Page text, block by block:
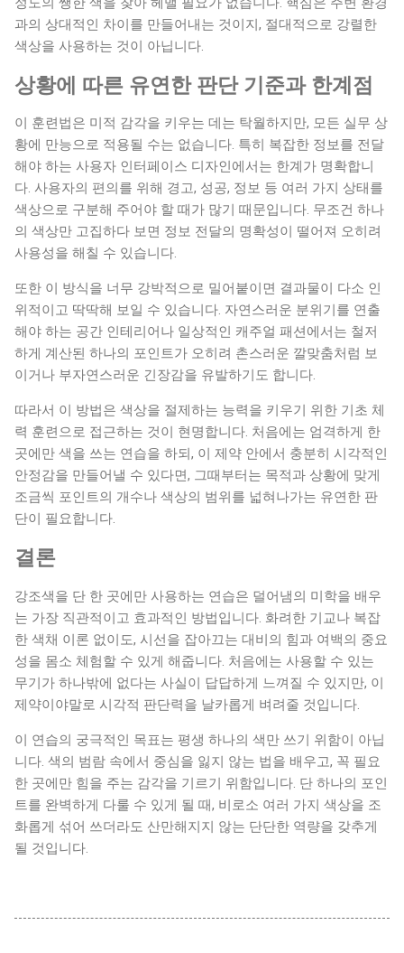
과의 상대적인 차이를 만들어내는 것이지, 절대적으로 강렬한
색상을 사용하는 것이 아닙니다.
상황에 따른 유연한 판단 기준과 한계점
이 훈련법은 미적 감각을 키우는 데는 탁월하지만, 모든 실무 상
황에 만능으로 적용될 수는 없습니다. 특히 복잡한 정보를 전달
해야 하는 사용자 인터페이스 디자인에서는 한계가 명확합니
다. 사용자의 편의를 위해 경고, 성공, 정보 등 여러 가지 상태를
색상으로 구분해 주어야 할 때가 많기 때문입니다. 무조건 하나
의 색상만 고집하다 보면 정보 전달의 명확성이 떨어져 오히려
사용성을 해칠 수 있습니다.
또한 이 방식을 너무 강박적으로 밀어붙이면 결과물이 다소 인
위적이고 딱딱해 보일 수 있습니다. 자연스러운 분위기를 연출
해야 하는 공간 인테리어나 일상적인 캐주얼 패션에서는 철저
하게 계산된 하나의 포인트가 오히려 촌스러운 깔맞춤처럼 보
이거나 부자연스러운 긴장감을 유발하기도 합니다.
따라서 이 방법은 색상을 절제하는 능력을 키우기 위한 기초 체
력 훈련으로 접근하는 것이 현명합니다. 처음에는 엄격하게 한
곳에만 색을 쓰는 연습을 하되, 이 제약 안에서 충분히 시각적인
안정감을 만들어낼 수 있다면, 그때부터는 목적과 상황에 맞게
조금씩 포인트의 개수나 색상의 범위를 넓혀나가는 유연한 판
단이 필요합니다.
결론
강조색을 단 한 곳에만 사용하는 연습은 덜어냄의 미학을 배우
는 가장 직관적이고 효과적인 방법입니다. 화려한 기교나 복잡
한 색채 이론 없이도, 시선을 잡아끄는 대비의 힘과 여백의 중요
성을 몸소 체험할 수 있게 해줍니다. 처음에는 사용할 수 있는
무기가 하나밖에 없다는 사실이 답답하게 느껴질 수 있지만, 이
제약이야말로 시각적 판단력을 날카롭게 벼려줄 것입니다.
이 연습의 궁극적인 목표는 평생 하나의 색만 쓰기 위함이 아닙
니다. 색의 범람 속에서 중심을 잃지 않는 법을 배우고, 꼭 필요
한 곳에만 힘을 주는 감각을 기르기 위함입니다. 단 하나의 포인
트를 완벽하게 다룰 수 있게 될 때, 비로소 여러 가지 색상을 조
화롭게 섞어 쓰더라도 산만해지지 않는 단단한 역량을 갖추게
될 것입니다.